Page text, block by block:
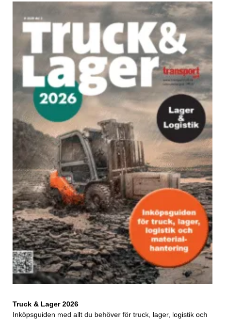
Truck & Lager 2026
Inköpsguiden med allt du behöver för truck, lager, logistik och